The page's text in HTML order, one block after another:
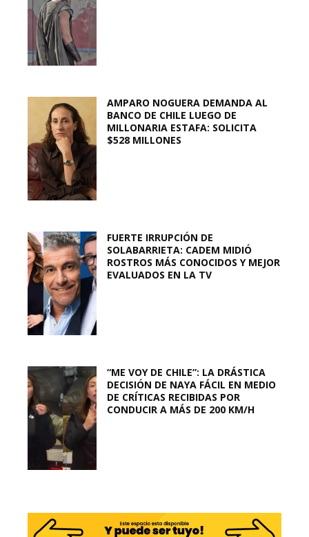
AMPARO NOGUERA DEMANDA AL
BANCO DE CHILE LUEGO DE
MILLONARIA ESTAFA: SOLICITA
$528 MILLONES
FUERTE IRRUPCIÓN DE
SOLABARRIETA: CADEM MIDIÓ
ROSTROS MÁS CONOCIDOS Y MEJOR
EVALUADOS EN LA TV
“ME VOY DE CHILE”: LA DRÁSTICA
DECISIÓN DE NAYA FÁCIL EN MEDIO
DE CRÍTICAS RECIBIDAS POR
CONDUCIR A MÁS DE 200 KM/H